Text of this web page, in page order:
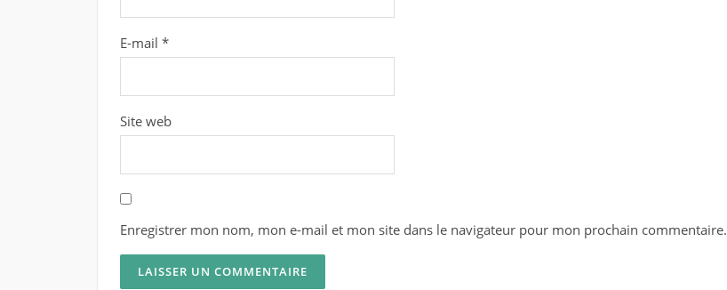
E-mail *
Site web
Enregistrer mon nom, mon e-mail et mon site dans le navigateur pour mon prochain commentaire.